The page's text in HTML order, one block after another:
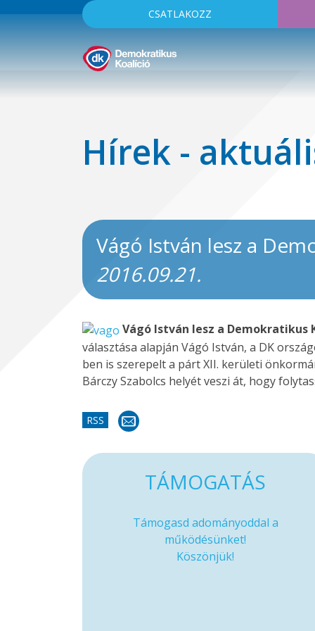
CSATLAKOZZ
Hírek -
Vágó István lesz a
2016.09.21.
Vágó István lesz a
választása alapján Vágó István, a DK
ben is szerepelt a párt XII. kerületi
Bárczy Szabolcs helyét veszi át, hogy
RSS
TÁMOGATÁS
Támogasd adományoddal a
működésünket!
Köszönjük!